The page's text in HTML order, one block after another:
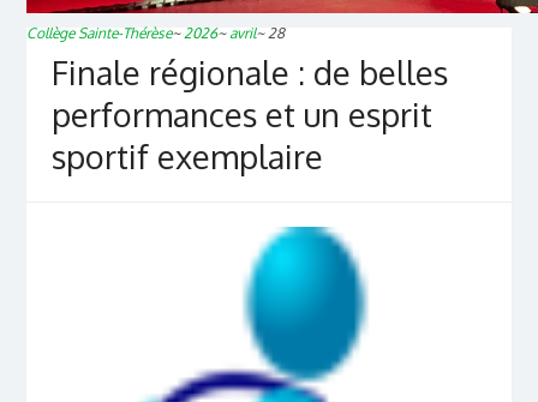
Collège Sainte-Thérèse~ 2026~ avril~ 28
Finale régionale : de belles
performances et un esprit
sportif exemplaire